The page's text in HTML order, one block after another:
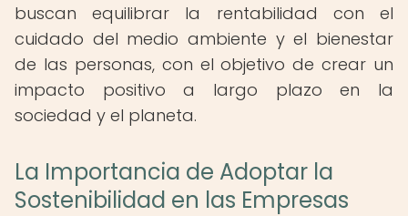
buscan equilibrar la rentabilidad con el
cuidado del medio ambiente y el bienestar
de las personas, con el objetivo de crear un
impacto positivo a largo plazo en la
sociedad y el planeta.
La Importancia de Adoptar la
Sostenibilidad en las Empresas